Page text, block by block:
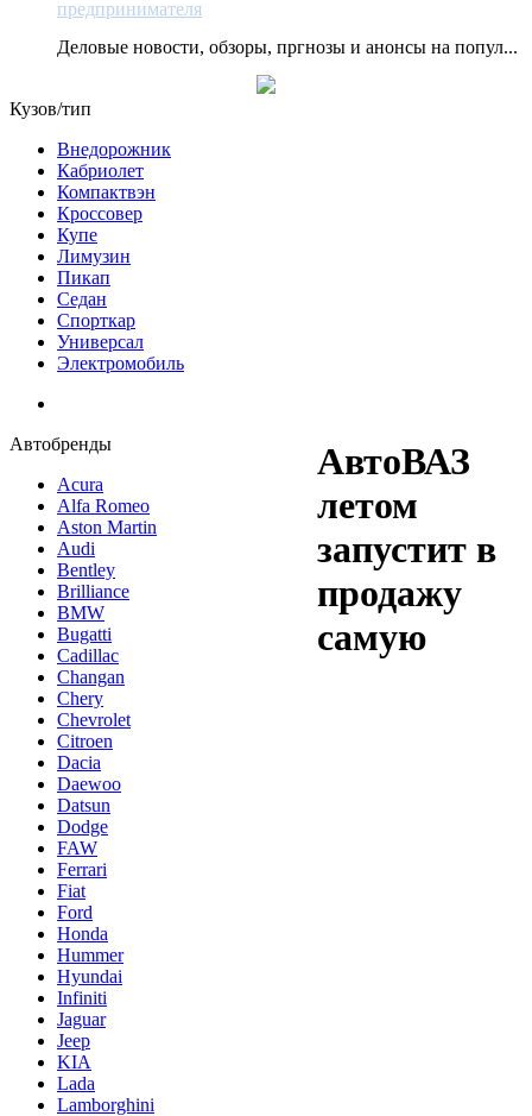
предпринимателя
Деловые новости, обзоры, пргнозы и анонсы на попул...
Кузов/тип
Внедорожник
Кабриолет
Компактвэн
Кроссовер
Купе
Лимузин
Пикап
Седан
Спорткар
Универсал
Электромобиль
Автобренды
Acura
Alfa Romeo
Aston Martin
Audi
Bentley
Brilliance
BMW
Bugatti
Cadillac
Changan
Chery
Chevrolet
Citroen
Dacia
Daewoo
Datsun
Dodge
FAW
Ferrari
Fiat
Ford
Honda
Hummer
Hyundai
Infiniti
Jaguar
Jeep
KIA
Lada
Lamborghini
АвтоВАЗ
летом
запустит в
продажу
самую